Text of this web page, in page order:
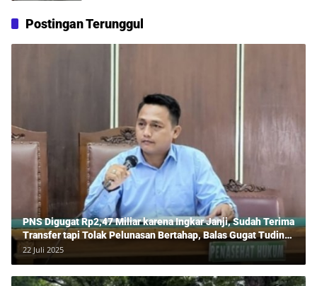
Postingan Terunggul
PNS Digugat Rp2,47 Miliar karena Ingkar Janji, Sudah Terima
Transfer tapi Tolak Pelunasan Bertahap, Balas Gugat Tuding
Lawan Tipu Rp850 Juta
22 Juli 2025